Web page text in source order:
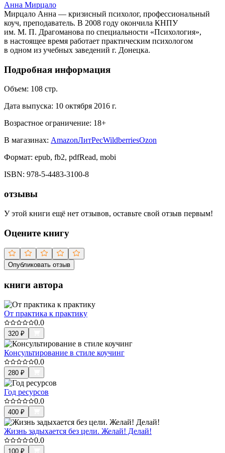
Анна Мирцало
Мирцало Анна — кризисный психолог, профессиональный
коуч, преподаватель. В 2008 году окончила КНПУ
им. М. П. Драгоманова по специальности «Психология»,
в настоящее время работает практическим психологом
в одном из учебных заведений г. Донецка.
Подробная информация
Объем: 108 стр.
Дата выпуска: 10 октября 2016 г.
Возрастное ограничение: 18+
В магазинах: AmazonЛитРесWildberriesOzon
Формат: epub, fb2, pdfRead, mobi
ISBN: 978-5-4483-3100-8
отзывы
У этой книги ещё нет отзывов, оставьте свой отзыв первым!
Оцените книгу
Опубликовать отзыв
книги автора
От практика к практику
0.0
320 ₽
Консультирование в стиле коучинг
0.0
280 ₽
Год ресурсов
0.0
400 ₽
Жизнь задыхается без цели. Желай! Делай!
0.0
100 ₽